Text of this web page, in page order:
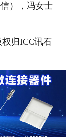
），冯女士
归ICC讯石